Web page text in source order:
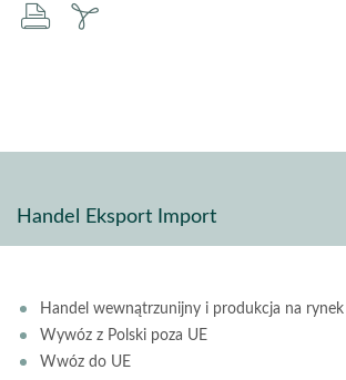
drukujzapisz
Handel Eksport Import
Handel wewnątrzunijny i produkcja na
Wywóz z Polski poza UE
Wwóz do UE